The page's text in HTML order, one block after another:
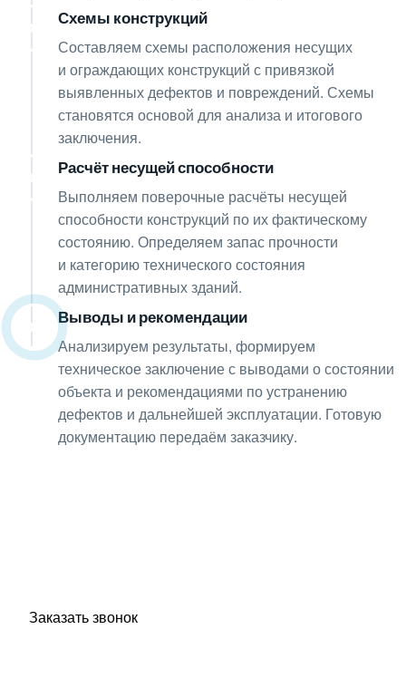
06
Схемы конструкций
Составляем схемы расположения несущих
и ограждающих конструкций с привязкой
выявленных дефектов и повреждений. Схемы
становятся основой для анализа и итогового
заключения.
07
Расчёт несущей способности
Выполняем поверочные расчёты несущей
способности конструкций по их фактическому
состоянию. Определяем запас прочности
и категорию технического состояния
административных зданий.
08
Выводы и рекомендации
Анализируем результаты, формируем
техническое заключение с выводами о состоянии
объекта и рекомендациями по устранению
дефектов и дальнейшей эксплуатации. Готовую
документацию передаём заказчику.
Заказать звонок